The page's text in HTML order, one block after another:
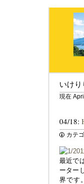
いけ
現在
04/18:
カテ
最近で
ーター
界です